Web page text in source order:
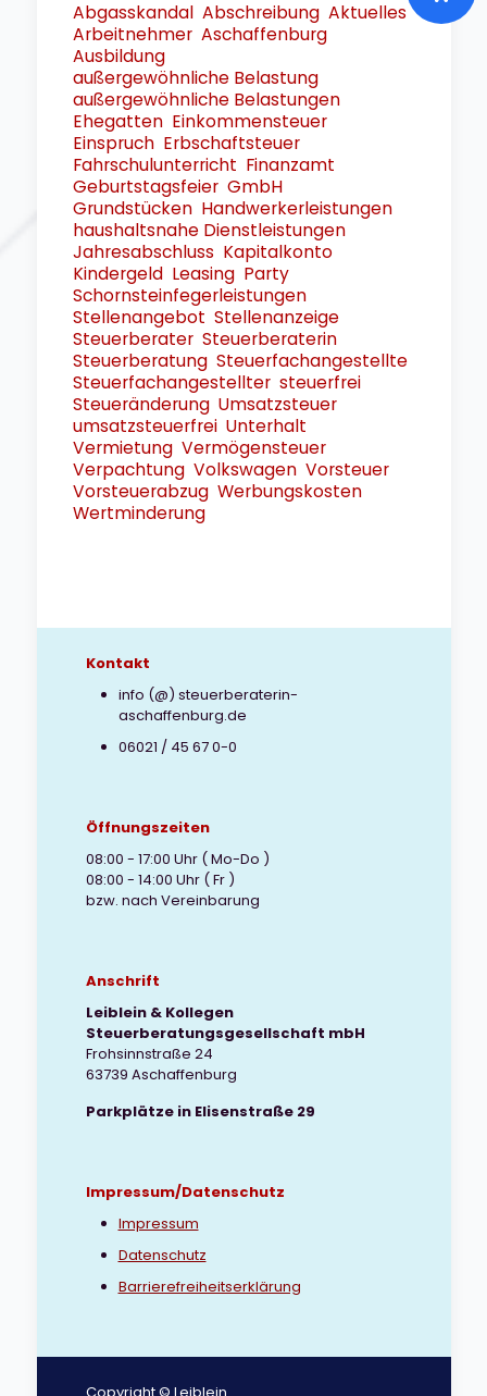
Abgasskandal Abschreibung Aktuelles
Arbeitnehmer Aschaffenburg
Ausbildung
außergewöhnliche Belastung
außergewöhnliche Belastungen
Ehegatten Einkommensteuer
Einspruch Erbschaftsteuer
Fahrschulunterricht Finanzamt
Geburtstagsfeier GmbH
Grundstücken Handwerkerleistungen
haushaltsnahe Dienstleistungen
Jahresabschluss Kapitalkonto
Kindergeld Leasing Party
Schornsteinfegerleistungen
Stellenangebot Stellenanzeige
Steuerberater Steuerberaterin
Steuerberatung Steuerfachangestellte
Steuerfachangestellter steuerfrei
Steueränderung Umsatzsteuer
umsatzsteuerfrei Unterhalt
Vermietung Vermögensteuer
Verpachtung Volkswagen Vorsteuer
Vorsteuerabzug Werbungskosten
Wertminderung
Kontakt
info (@) steuerberaterin-
aschaffenburg.de
06021 / 45 67 0-0
Öffnungszeiten
08:00 - 17:00 Uhr ( Mo-Do )
08:00 - 14:00 Uhr ( Fr )
bzw. nach Vereinbarung
Anschrift
Leiblein & Kollegen
Steuerberatungsgesellschaft mbH
Frohsinnstraße 24
63739 Aschaffenburg
Parkplätze in Elisenstraße 29
Impressum/Datenschutz
Impressum
Datenschutz
Barrierefreiheitserklärung